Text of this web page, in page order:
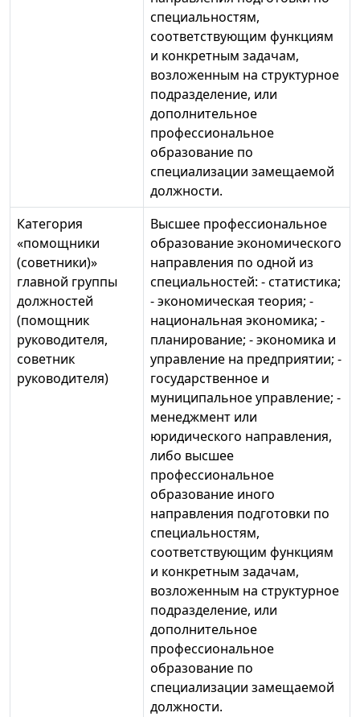
специальностям,
соответствующим функциям
и конкретным задачам,
возложенным на структурное
подразделение, или
дополнительное
профессиональное
образование по
специализации замещаемой
должности.
Категория
«помощники
(советники)»
главной группы
должностей
(помощник
руководителя,
советник
руководителя)
Высшее профессиональное
образование экономического
направления по одной из
специальностей: - статистика;
- экономическая теория; -
национальная экономика; -
планирование; - экономика и
управление на предприятии; -
государственное и
муниципальное управление; -
менеджмент или
юридического направления,
либо высшее
профессиональное
образование иного
направления подготовки по
специальностям,
соответствующим функциям
и конкретным задачам,
возложенным на структурное
подразделение, или
дополнительное
профессиональное
образование по
специализации замещаемой
должности.